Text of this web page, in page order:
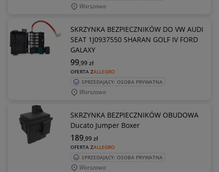
Warszawa
SKRZYNKA BEZPIECZNIKÓW DO VW AUDI
SEAT 1J0937550 SHARAN GOLF IV FORD
GALAXY
OFERTA ZALLEGRO
99,99zł
SPRZEDAJĄCY: OSOBA PRYWATNA
Warszawa
SKRZYNKA BEZPIECZNIKÓW OBUDOWA
Ducato Jumper Boxer
OFERTA ZALLEGRO
189,99zł
SPRZEDAJĄCY: OSOBA PRYWATNA
Warszawa